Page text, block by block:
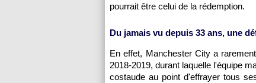
pourrait être celui de la rédemption.
Du jamais vu depuis 33 ans, une
En effet, Manchester City a
2018-2019, durant laquelle l'équipe
costaude au point d'effrayer tous